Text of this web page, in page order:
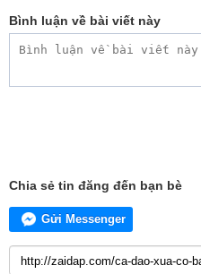
Bình luận về bài viết này
Chia sẻ tin đăng đến bạn bè
Gửi Messenger